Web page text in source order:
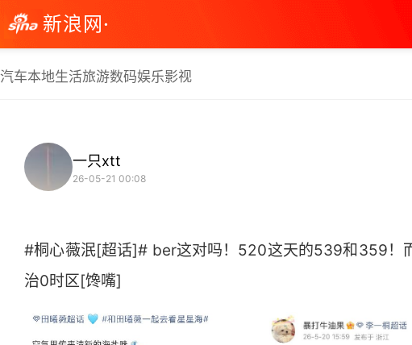
新浪网·
汽车本地生活旅游数码娱乐影视
一只xtt
26-05-21 00:08
#桐心薇泯[超话]# ber这对吗！520这天的539和359！
治0时区[馋嘴] ​